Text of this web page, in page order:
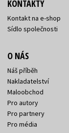
KONTAKTY
Kontakt na e-shop
Sídlo společnosti
O NÁS
Náš příběh
Nakladatelství
Maloobchod
Pro autory
Pro partnery
Pro média